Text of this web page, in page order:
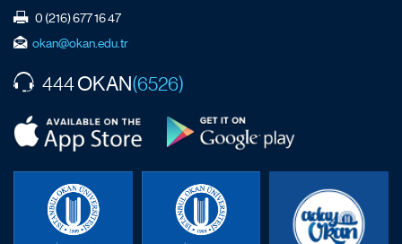
0 (216) 677 16 47
okan@okan.edu.tr
444OKAN(6526)